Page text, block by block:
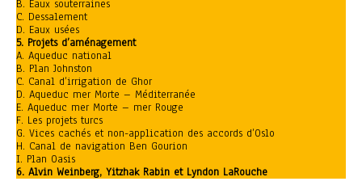
B. Eaux souterraines
C. Dessalement
D. Eaux usées
5. Projets d’aménagement
A. Aqueduc national
B. Plan Johnston
C. Canal d’irrigation de Ghor
D. Aqueduc mer Morte – Méditerranée
E. Aqueduc mer Morte – mer Rouge
F. Les projets turcs
G. Vices cachés et non-application des accords d’Oslo
H. Canal de navigation Ben Gourion
I. Plan Oasis
6. Alvin Weinberg, Yitzhak Rabin et Lyndon LaRouche